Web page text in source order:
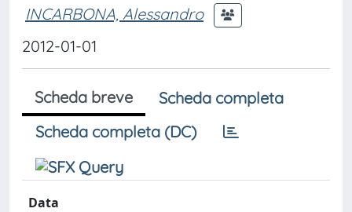
INCARBONA, Alessandro
2012-01-01
Scheda breve
Scheda completa
Scheda completa (DC)
Data